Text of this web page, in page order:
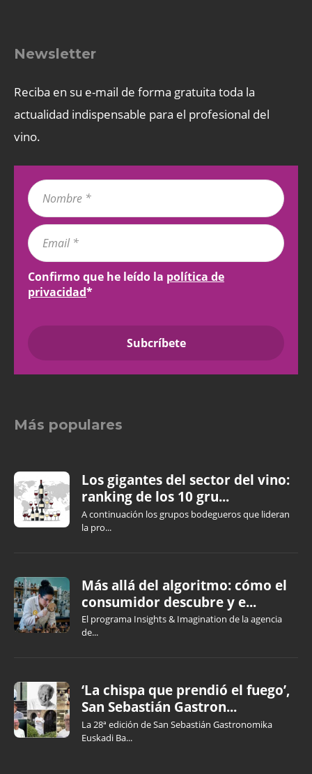
Newsletter
Reciba en su e-mail de forma gratuita toda la
actualidad indispensable para el profesional del
vino.
Confirmo que he leído la política de
privacidad*
Más populares
Los gigantes del sector del vino:
ranking de los 10 gru...
A continuación los grupos bodegueros que lideran
la pro...
Más allá del algoritmo: cómo el
consumidor descubre y e...
El programa Insights & Imagination de la agencia
de...
‘La chispa que prendió el fuego’,
San Sebastián Gastron...
La 28ª edición de San Sebastián Gastronomika
Euskadi Ba...